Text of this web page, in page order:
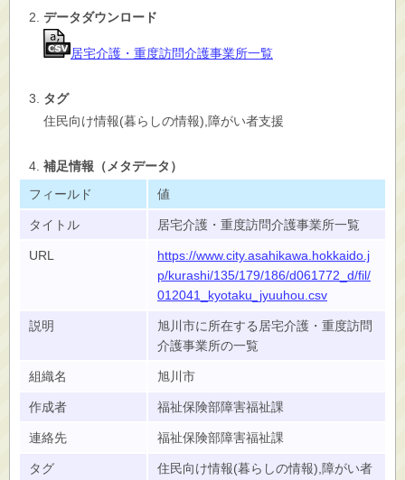
データダウンロード
居宅介護・重度訪問介護事業所一覧
タグ
住民向け情報(暮らしの情報),障がい者支援
補足情報（メタデータ）
フィールド
値
タイトル 居宅介護・重度訪問介護事業所一覧
URL
https://www.city.asahikawa.hokkaido.j
p/kurashi/135/179/186/d061772_d/fil/
012041_kyotaku_jyuuhou.csv
説明
旭川市に所在する居宅介護・重度訪問
介護事業所の一覧
組織名 旭川市
作成者 福祉保険部障害福祉課
連絡先 福祉保険部障害福祉課
タグ
住民向け情報(暮らしの情報),障がい者